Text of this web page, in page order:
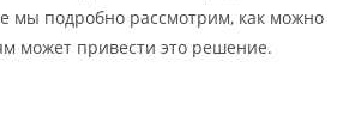
мы подробно рассмотрим, как можно
может привести это решение.